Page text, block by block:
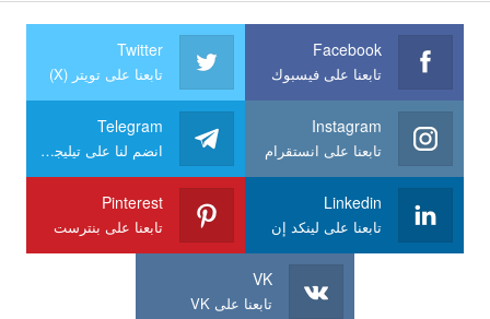
Facebook
تابعنا على فيسبوك
Twitter
تابعنا على تويتر (X)
Instagram
تابعنا على انستقرام
Telegram
انضم لنا على تيليجرام
Linkedin
تابعنا على لينكد إن
Pinterest
تابعنا على بنترست
VK
تابعنا على VK